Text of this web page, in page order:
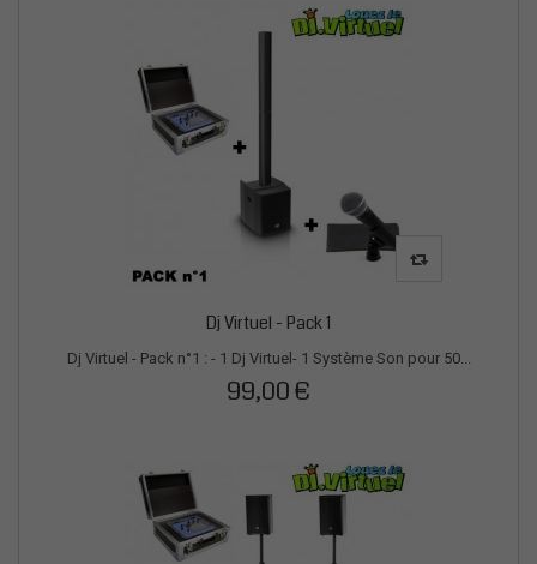
Dj Virtuel - Pack 1
Dj Virtuel - Pack n°1 : - 1 Dj Virtuel- 1 Système Son pour 50...
99,00 €